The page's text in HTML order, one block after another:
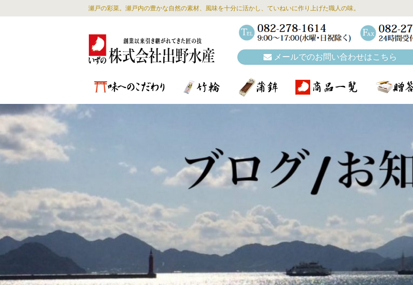
瀬戸の彩菜。瀬戸内の豊かな自然の素材、風味を十分に活かし、ていねいに作り上げた職人の味。
メールでのお問い合わせはこちら